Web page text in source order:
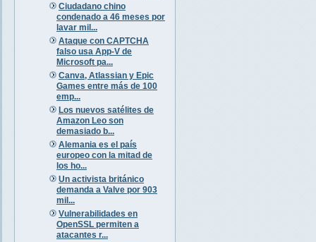
Ciudadano chino
condenado a 46 meses por
lavar mil...
Ataque con CAPTCHA
falso usa App-V de
Microsoft pa...
Canva, Atlassian y Epic
Games entre más de 100
emp...
Los nuevos satélites de
Amazon Leo son
demasiado b...
Alemania es el país
europeo con la mitad de
los ho...
Un activista británico
demanda a Valve por 903
mil...
Vulnerabilidades en
OpenSSL permiten a
atacantes r...